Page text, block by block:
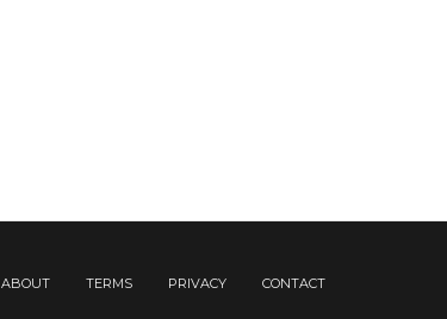
ABOUT TERMS PRIVACY CONTACT